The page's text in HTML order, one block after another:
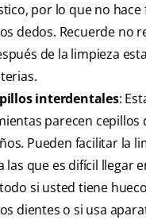
por lo que no
dedos. Recuerde no
de la limpieza
interdentales:
parecen cepillos
Pueden facilitar la
las que es difícil llegar
si usted tiene
dientes o si usa